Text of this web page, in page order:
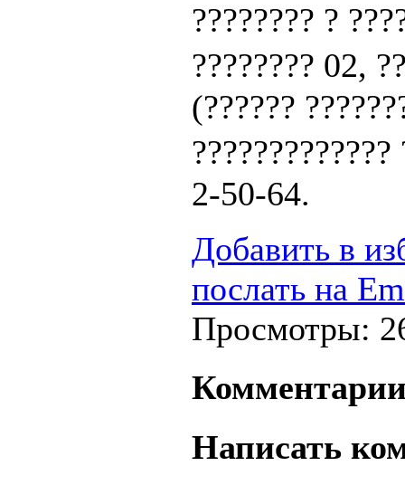
???????? ?
???????? 02,
(??????
2-50-64.
Добавить в
послать на
Просмотры:
Написать